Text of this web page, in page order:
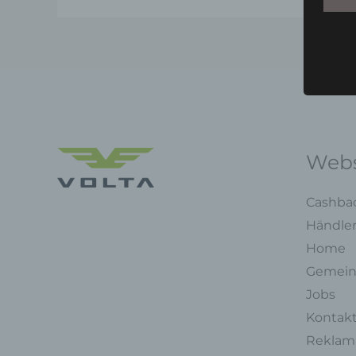
Home
Jobs
Kontakt